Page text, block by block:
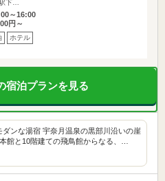
下…
～16:00
円～
ホテル
宿泊プランを見る
ンな湯宿 宇奈月温泉の黒部川沿いの崖
館と10階建ての飛鳥館からなる、…